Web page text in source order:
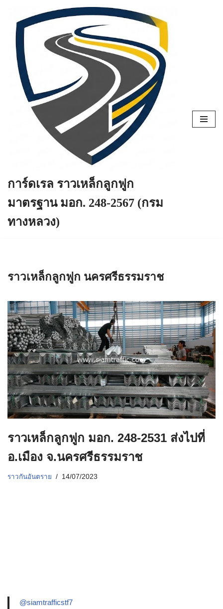
Skip
content
การ์ดเรล ราวเหล็กลูกฟูก
มาตรฐาน มอก. 248-2567 (กรม
ทางหลวง)
ราวเหล็กลูกฟูก นครศรีธรรมราช
ราวเหล็กลูกฟูก มอก. 248-2531 ส่งไปที่
อ.เมือง จ.นครศรีธรรมราช
ราวกันอันตราย 14/07/2023
@siamtrafficstf7